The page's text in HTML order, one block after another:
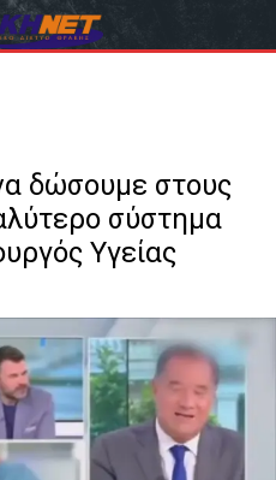
δώσουμε στους
σύστημα
Υγείας